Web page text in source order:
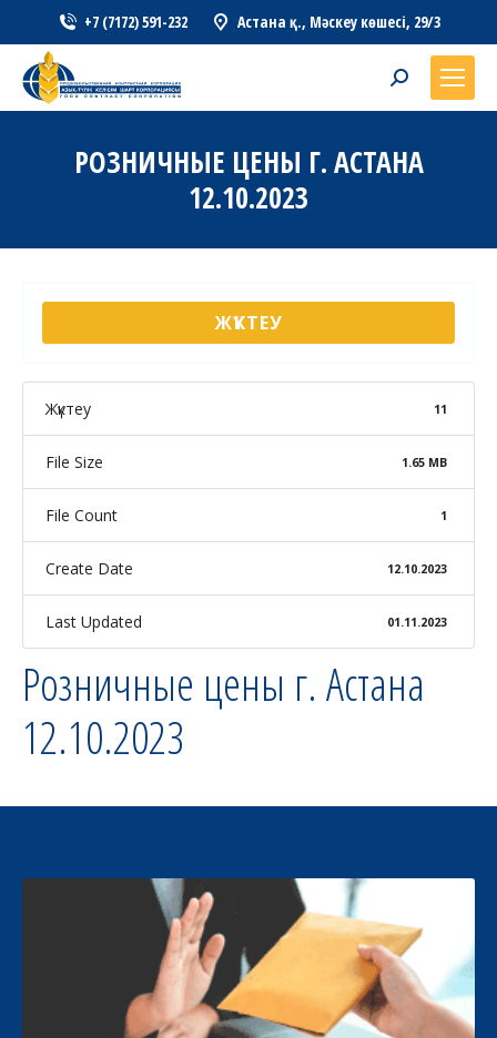
+7 (7172) 591-232 Астана қ., Мәскеу көшесі, 29/3
Search:
РОЗНИЧНЫЕ ЦЕНЫ Г. АСТАНА
12.10.2023
ЖҮКТЕУ
Жүктеу 11
File Size 1.65 MB
File Count 1
Create Date 12.10.2023
Last Updated 01.11.2023
Розничные цены г. Астана
12.10.2023